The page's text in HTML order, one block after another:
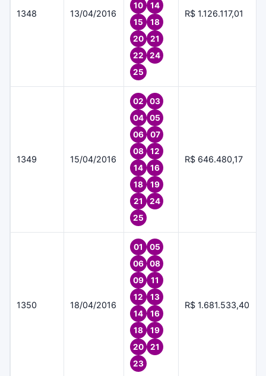
1348 13/04/2016
10
14
15
18
20
21
22
24
25
R$ 1.126.117,01
1349 15/04/2016
02
03
04
05
06
07
08
12
14
16
18
19
21
24
25
R$ 646.480,17
1350 18/04/2016
01
05
06
08
09
11
12
13
14
16
18
19
20
21
23
R$ 1.681.533,40